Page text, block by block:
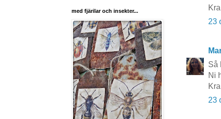
23
Så
Ni
23
med fjärilar och insekter...